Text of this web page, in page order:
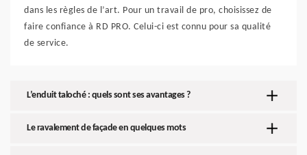
dans les règles de l’art. Pour un travail de pro, choisissez de
faire confiance à RD PRO. Celui-ci est connu pour sa qualité
de service.
L’enduit taloché : quels sont ses avantages ?
Le ravalement de façade en quelques mots